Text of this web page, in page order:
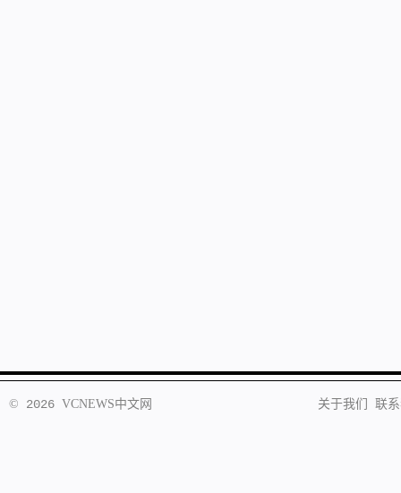
© 2026 VCNEWS中文网 关于我们 联